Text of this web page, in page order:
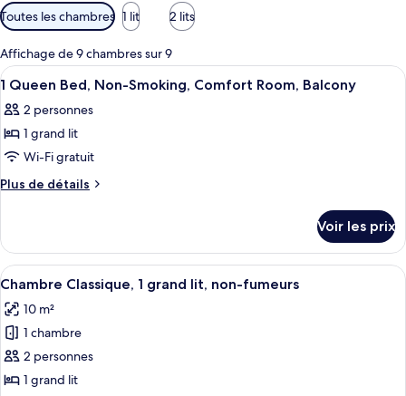
Filtres
disponibles
pour
les
chambres
Toutes les chambres 1 lit 2 lits
Affichage de 9 chambres sur 9
Afficher
toutes
les
photos
pour
ce
chambre :
Queen
Bed,
Non-
Smoking,
Comfort
Room,
Literie de qualité supérieure,
6
1 Queen Bed, Non-Smoking, Comfort Room, Balcony
2 personnes
1 grand lit
Wi-Fi gratuit
Plus de détails
Plus
le
type
de
Queen
Bed,
Non-
Smoking,
Voir les prix
Afficher
toutes
les
photos
pour
ce
Une chambre d’hôtel comprenant
12
Chambre Classique, 1 grand lit, non-fumeurs
10 m²
1 chambre
2 personnes
1 grand lit